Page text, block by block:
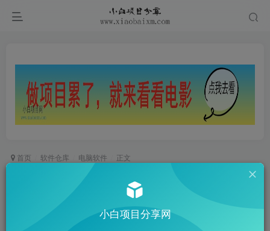
首页 软件仓库 电脑软件 正文
电脑酷我音乐v8.7 旧版豪华VIP版 永久可用
小白项目分享网